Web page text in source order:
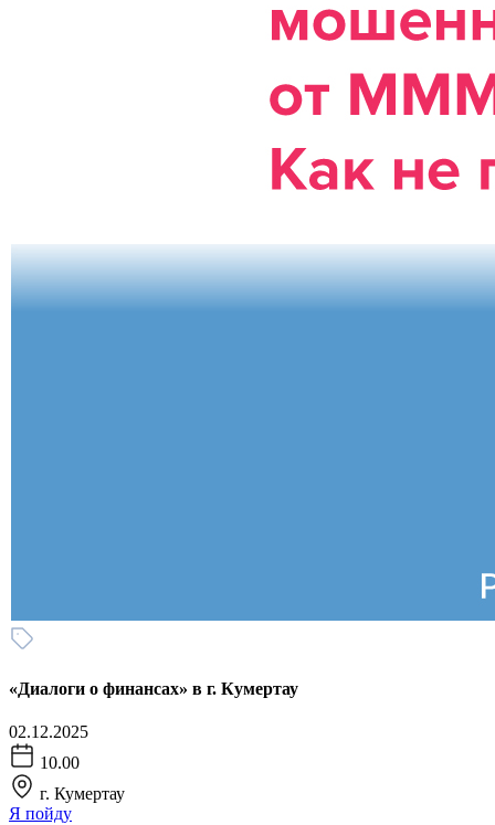
«Диалоги о финансах» в г. Кумертау
02.12.2025
10.00
г. Кумертау
Я пойду